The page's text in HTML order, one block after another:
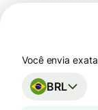
Você envia
BRL